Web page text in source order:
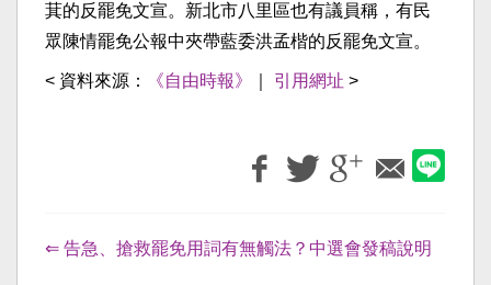
萁的反罷免文宣。新北市八里區也有議員稱，有民
眾陳情罷免公報中夾帶藍委洪孟楷的反罷免文宣。
< 資料來源： 《自由時報》 引用網址 >
⇐ 告急、搶救罷免用詞有無觸法？中選會發稿說明